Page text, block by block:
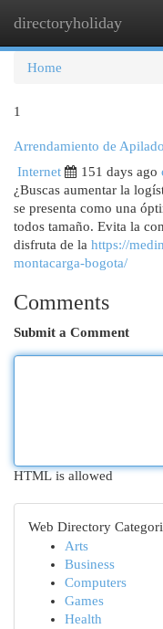
directoryholiday
Home
1
Arrendamiento de
Internet
151 days ago
¿Buscas aumentar la
se presenta como una
todos tamaño. Evita la
disfruta de la https://
montacarga-bogota/
Comments
Submit a Comment
HTML is allowed
Web Directory
Arts
Business
Computers
Games
Health